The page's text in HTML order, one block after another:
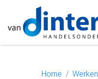
Home Werken